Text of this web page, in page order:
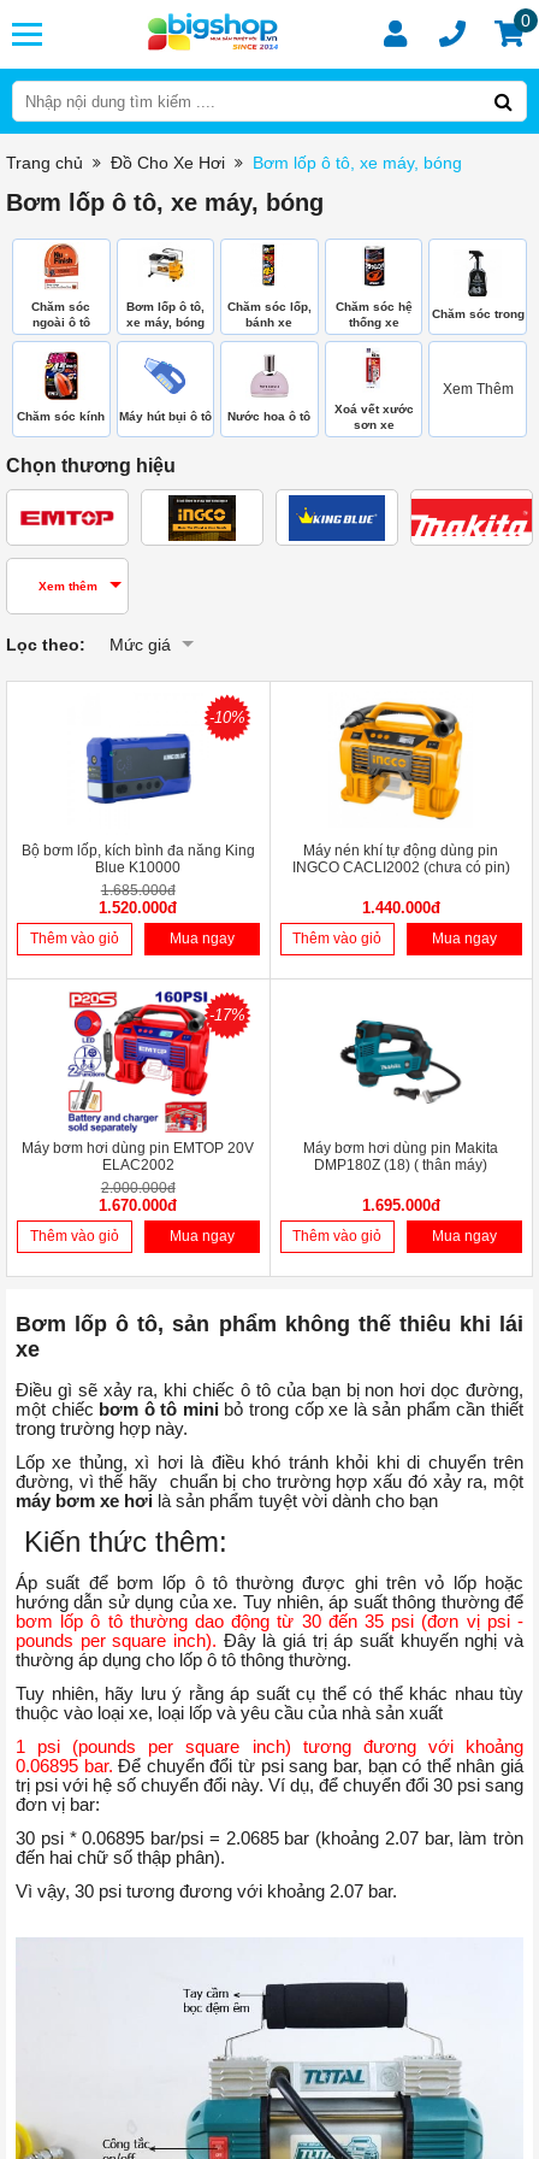
0
Trang chủ Đồ Cho Xe Hơi Bơm lốp ô tô, xe máy, bóng
Bơm lốp ô tô, xe máy, bóng
Chăm sóc
ngoài ô tô
Bơm lốp ô tô,
xe máy, bóng
Chăm sóc lốp,
bánh xe
Chăm sóc hệ
thống xe
Chăm sóc trong
Chăm sóc kính Máy hút bụi ô tô Nước hoa ô tô
Xoá vết xước
sơn xe
Xem Thêm
Chọn thương hiệu
Xem thêm
Lọc theo: Mức giá
-10%
Bộ bơm lốp, kích bình đa năng King
Blue K10000
1.685.000đ
1.520.000đ
Thêm vào giỏ Mua ngay
Máy nén khí tự động dùng pin
INGCO CACLI2002 (chưa có pin)
1.440.000đ
Thêm vào giỏ Mua ngay
-17%
Máy bơm hơi dùng pin EMTOP 20V
ELAC2002
2.000.000đ
1.670.000đ
Thêm vào giỏ Mua ngay
Máy bơm hơi dùng pin Makita
DMP180Z (18) ( thân máy)
1.695.000đ
Thêm vào giỏ Mua ngay
Bơm lốp ô tô, sản phẩm không thế thiêu khi lái
xe
Điều gì sẽ xảy ra, khi chiếc ô tô của bạn bị non hơi dọc đường,
một chiếc bơm ô tô minibỏ trong cốp xe là sản phẩm cần thiết
trong trường hợp này.
Lốp xe thủng, xì hơi là điều khó tránh khỏi khi di chuyển trên
đường, vì thế hãy chuẩn bị cho trường hợp xấu đó xảy ra, một
máy bơm xe hơi là sản phẩm tuyệt vời dành cho bạn
Kiến thức thêm:
Áp suất để bơm lốp ô tô thường được ghi trên vỏ lốp hoặc
hướng dẫn sử dụng của xe. Tuy nhiên, áp suất thông thường để
bơm lốp ô tô thường dao động từ 30 đến 35 psi (đơn vị psi -
pounds per square inch). Đây là giá trị áp suất khuyến nghị và
thường áp dụng cho lốp ô tô thông thường.
Tuy nhiên, hãy lưu ý rằng áp suất cụ thể có thể khác nhau tùy
thuộc vào loại xe, loại lốp và yêu cầu của nhà sản xuất
1 psi (pounds per square inch) tương đương với khoảng
0.06895 bar. Để chuyển đổi từ psi sang bar, bạn có thể nhân giá
trị psi với hệ số chuyển đổi này. Ví dụ, để chuyển đổi 30 psi sang
đơn vị bar:
30 psi * 0.06895 bar/psi = 2.0685 bar (khoảng 2.07 bar, làm tròn
đến hai chữ số thập phân).
Vì vậy, 30 psi tương đương với khoảng 2.07 bar.